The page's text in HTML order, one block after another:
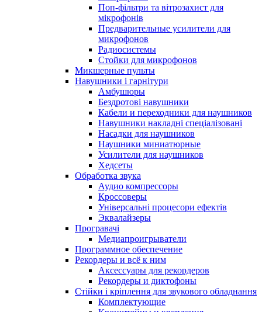
Поп-фільтри та вітрозахист для
мікрофонів
Предварительные усилители для
микрофонов
Радиосистемы
Стойки для микрофонов
Микшерные пульты
Навушники і гарнітури
Амбушюры
Бездротові навушники
Кабели и переходники для наушников
Навушники накладні спеціалізовані
Насадки для наушников
Наушники миниатюрные
Усилители для наушников
Хедсеты
Обработка звука
Аудио компрессоры
Кроссоверы
Універсальні процесори ефектів
Эквалайзеры
Програвачі
Медиапроигрыватели
Программное обеспечение
Рекордеры и всё к ним
Аксессуары для рекордеров
Рекордеры и диктофоны
Стійки і кріплення для звукового обладнання
Комплектующие